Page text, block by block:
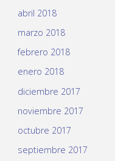
abril 2018
marzo 2018
febrero 2018
enero 2018
diciembre 2017
noviembre 2017
octubre 2017
septiembre 2017